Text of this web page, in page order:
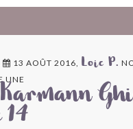
13 AOÛT 2016, Loic P.
UNE
14